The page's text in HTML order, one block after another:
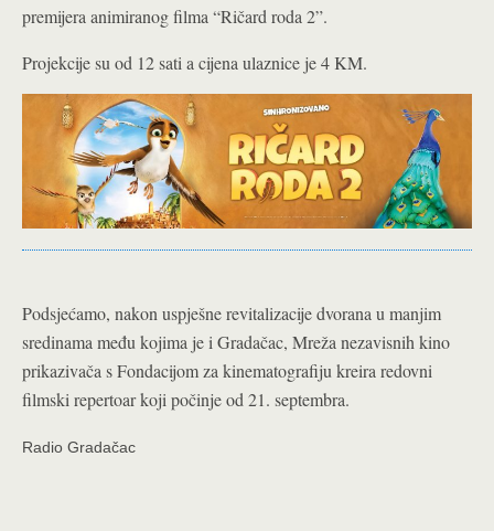
premijera animiranog filma “Ričard roda 2”.
Projekcije su od 12 sati a cijena ulaznice je 4 KM.
Podsjećamo, nakon uspješne revitalizacije dvorana u manjim
sredinama među kojima je i Gradačac, Mreža nezavisnih kino
prikazivača s Fondacijom za kinematografiju kreira redovni
filmski repertoar koji počinje od 21. septembra.
Radio Gradačac